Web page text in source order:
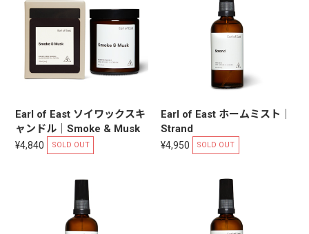
Earl of East ソイワックスキ
ャンドル｜Smoke & Musk
¥4,840 SOLD OUT
Earl of East ホームミスト｜
Strand
¥4,950 SOLD OUT